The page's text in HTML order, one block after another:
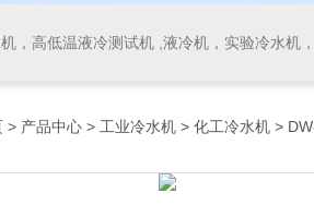
，高低温液冷测试机 ,液冷机，实验冷水机，
> 产品中心 > 工业冷水机 > 化工冷水机 >